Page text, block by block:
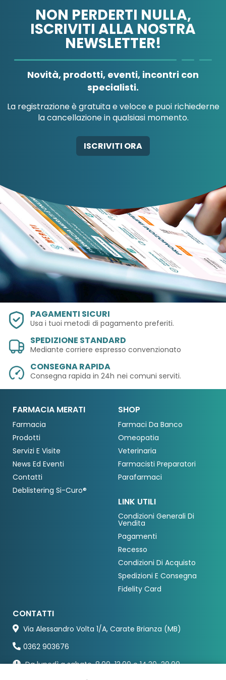
A.B.PHARM SRL
DIAGNOSTICS
IND.FARM.RIUN.SRL
AB-GLOBAL SRL
A.MENARINI
AB-GLOBAL SRL
NON PERDERTI NULLA,
ISCRIVITI ALLA NOSTRA
NEWSLETTER!
Novità, prodotti, eventi, incontri con
specialisti.
La registrazione è gratuita e veloce e puoi richiederne
la cancellazione in qualsiasi momento.
ISCRIVITI ORA
PAGAMENTI SICURI
Usa i tuoi metodi di pagamento preferiti.
SPEDIZIONE STANDARD
Mediante corriere espresso convenzionato
CONSEGNA RAPIDA
Consegna rapida in 24h nei comuni serviti.
FARMACIA MERATI
Farmacia
Prodotti
Servizi E Visite
News Ed Eventi
Contatti
Deblistering Si-Curo®
SHOP
Farmaci Da Banco
Omeopatia
Veterinaria
Farmacisti Preparatori
Parafarmaci
LINK UTILI
Condizioni Generali Di
Vendita
Pagamenti
Recesso
Condizioni Di Acquisto
Spedizioni E Consegna
Fidelity Card
CONTATTI
Via Alessandro Volta 1/A, Carate Brianza (MB)
0362 903676
Da lunedì a sabato, 8.00-13.00 e 14.30-20.00